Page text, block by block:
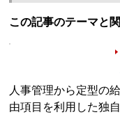
この記事のテーマと
人事管理から定型の
由項目を利用した独